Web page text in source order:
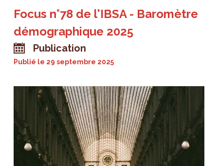
Focus n°78 de l'IBSA - Baromètre
démographique 2025
Publication
Publié le 29 septembre 2025